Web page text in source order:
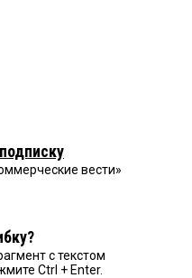
вести»
с текстом
Ctrl + Enter.